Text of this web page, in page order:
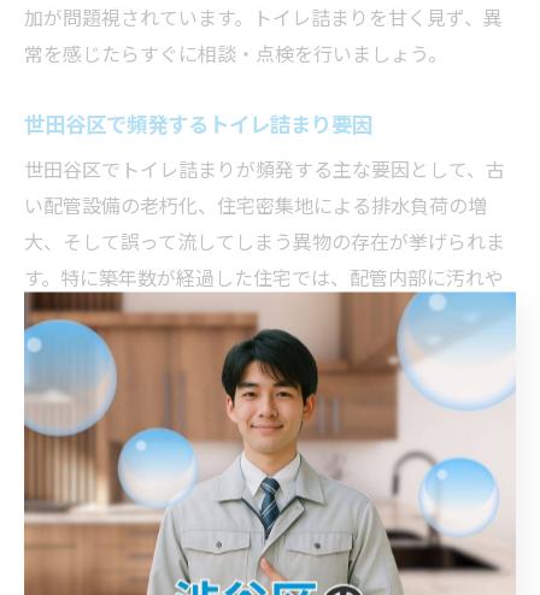
加が問題視されています。トイレ詰まりを甘く見ず、異
常を感じたらすぐに相談・点検を行いましょう。
世田谷区で頻発するトイレ詰まり要因
世田谷区でトイレ詰まりが頻発する主な要因として、古
い配管設備の老朽化、住宅密集地による排水負荷の増
大、そして誤って流してしまう異物の存在が挙げられま
す。特に築年数が経過した住宅では、配管内部に汚れや
サビが蓄積しやすく、詰まりやすい環境が生まれます。
また、小さなお子様や高齢者のいる家庭では、誤ってお
もちゃや紙おむつなどを流してしまう事例も多く報告さ
れています。日常的な注意とともに、定期的な配管のメ
ンテナンスも重要です。
こうした要因を踏まえ、世田谷区では水道局指定工事店
と連携し、予防点検や早期修理を心がけることが安心・